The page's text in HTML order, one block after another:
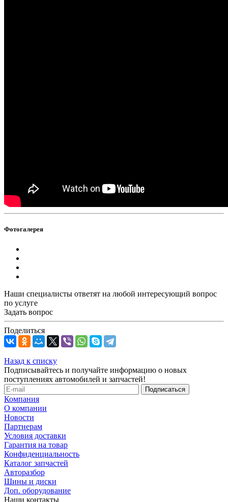
Фотогалерея
Наши специалисты ответят на любой интересующий вопрос
по услуге
Задать вопрос
Поделиться
Назад к списку
Подписывайтесь и получайте информацию о новых
поступлениях автомобилей и запчастей!
Компания
О компании
Новости
Партнерам
Условия доставки
Гарантия на товар
Конфиденциальность
Каталог запчастей
Авторазбор
Шины и диски
Доп. оборудование
Наши контакты